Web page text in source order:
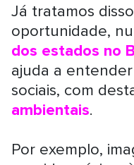
Já tratamos
oportunidade,
dos estados no
ajuda a
sociais, com
ambientais.
Por exemplo,